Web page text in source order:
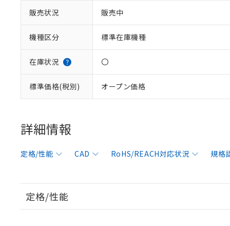
販売状況 販売中
機種区分 標準在庫機種
在庫状況 〇
標準価格(税別) オープン価格
詳細情報
定格/性能 CAD RoHS/REACH対応状況 規格
定格/性能